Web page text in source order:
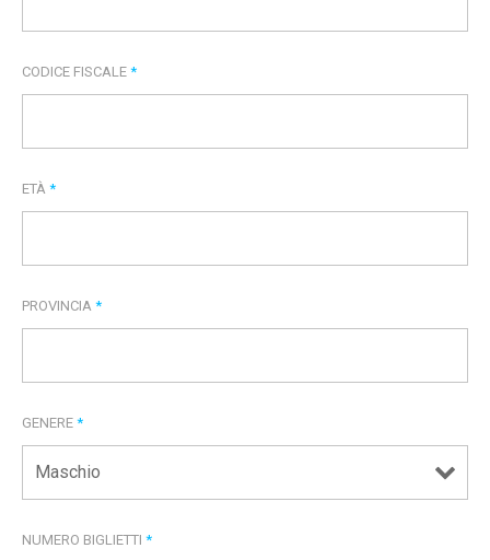
CODICE FISCALE *
ETÀ *
PROVINCIA *
GENERE *
NUMERO BIGLIETTI *